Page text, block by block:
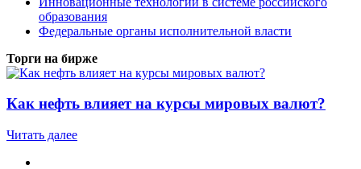
образования
Федеральные органы исполнительной власти
Торги на бирже
Как нефть влияет на курсы мировых валют?
Читать далее